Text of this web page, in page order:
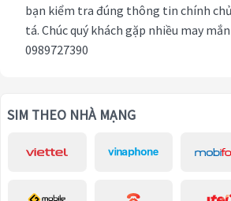
bạn kiểm tra đúng thông tin chính
tá. Chúc quý khách gặp nhiều may
0989727390
SIM THEO NHÀ MẠNG